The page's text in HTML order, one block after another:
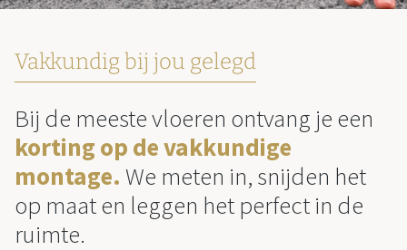
Vakkundig bij jou gelegd
Bij de meeste vloeren ontvang je een
korting op de vakkundige
montage. We meten in, snijden het
op maat en leggen het perfect in de
ruimte.